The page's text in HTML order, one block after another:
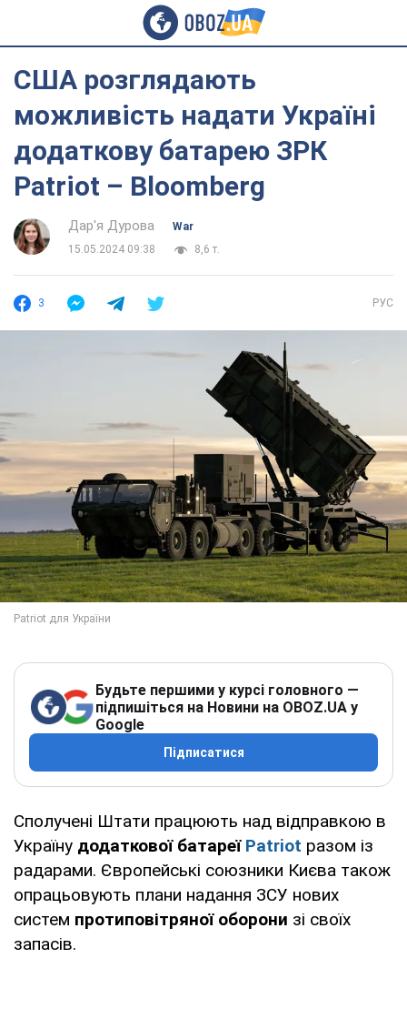
США розглядають
можливість надати Україні
додаткову батарею ЗРК
Patriot – Bloomberg
Дар'я Дурова
War
15.05.2024 09:38
8,6 т.
3 РУС
Будьте першими у курсі головного —
підпишіться на Новини на OBOZ.UA у
Google
Підписатися
Сполучені Штати працюють над відправкою в
Україну додаткової батареї Patriot разом із
радарами. Європейські союзники Києва також
опрацьовують плани надання ЗСУ нових
систем протиповітряної оборони зі своїх
запасів.